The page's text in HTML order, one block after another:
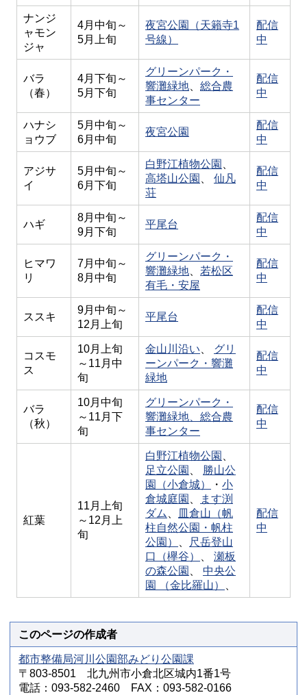
ナンジ
ャモン
ジャ
4月中旬～
5月上旬
夜宮公園（天籟寺1
号線）
配信
中
バラ
（春）
4月下旬～
5月下旬
グリーンパーク・
響灘緑地
総合農
事センター
配信
中
ハナシ
ョウブ
5月中旬～
6月中旬
夜宮公園
配信
中
アジサ
イ
5月中旬～
6月下旬
白野江植物公園
高塔山公園
仙凡
荘
配信
中
ハギ
8月中旬～
9月下旬
平尾台
配信
中
ヒマワ
リ
7月中旬～
8月中旬
グリーンパーク・
響灘緑地
若松区
有毛・安屋
配信
中
ススキ
9月中旬～
12月上旬
平尾台
配信
中
コスモ
ス
10月上旬
～11月中
旬
金山川沿い
グリ
ーンパーク・響灘
緑地
配信
中
バラ
（秋）
10月中旬
～11月下
旬
グリーンパーク・
響灘緑地、 総合農
事センター
配信
中
紅葉
11月上旬
～12月上
旬
白野江植物公園
足立公園
勝山公
園（小倉城）
・ 小
倉城庭園
ます渕
ダム
皿倉山（帆
柱自然公園・帆柱
公園）
尺岳登山
口（欅谷）
瀬板
の森公園
中央公
園 （金比羅山）
配信
中
このページの作成者
都市整備局河川公園部みどり公園課
〒803-8501 北九州市小倉北区城内1番1号
電話：093-582-2460 FAX：093-582-0166